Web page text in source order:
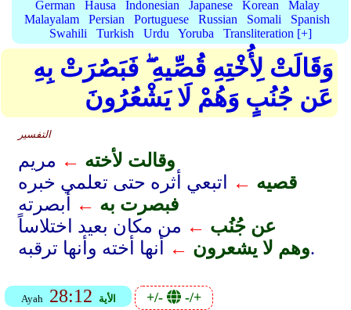
German
Hausa Indonesian Japanese Korean
Malay
Malayalam
Persian Portuguese Russian Somali
Spanish
Swahili
Turkish Urdu Yoruba Transliteration [+]
وَقَالَتْ لِأُخْتِهِ قُصِّيهِ ۖ فَبَصُرَتْ بِهِ
عَن جُنُبٍ وَهُمْ لَا يَشْعُرُونَ
التفسير
وقالت لأخته ← مريم
قصيه ←
اتبعي أثره حتى تعلمي خبره
فبصرت به ←
أبصرته
عن جُنُب ← من مكان بعيد اختلاساً
وهم لا يشعرون ← أنها أخته وأنها ترقبه.
Ayah 28:12 الأية +/- -/+